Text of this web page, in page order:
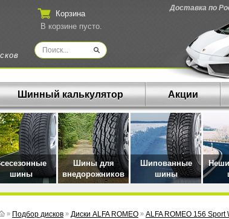
Доставка по
Корзина
В корзине пусто.
Шинный калькулятор Акции
шины
Шины для
внедорожников
Шипованные
шины
» Подбор дисков » Диски ALFA ROMEO » ALFA ROMEO 156 Sport